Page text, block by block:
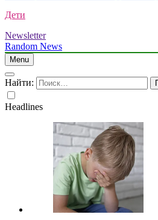
Дети
Newsletter
Random News
Menu
Найти:
Headlines